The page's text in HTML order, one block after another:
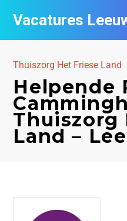
Vacatures
Thuiszorg Het Friese Land
Helpende
Thuiszorg
Land –
Vacatures per bedrijf
De populairste vacatures
Nieuwsbrief feed